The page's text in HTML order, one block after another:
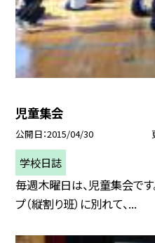
児童集会
公開日 2015/04/30
学校日誌
毎週木曜日は、児童集会で
プ（縦割り班）に別れて、...